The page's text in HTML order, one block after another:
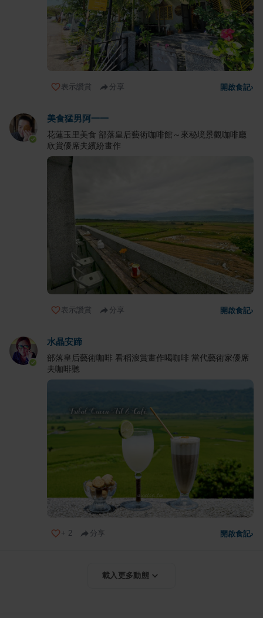
表示讚賞 分享 開啟食記›
美食猛男阿一一
花蓮玉里美食 部落皇后藝術咖啡館～來秘境景觀咖啡廳
欣賞優席夫繽紛畫作
表示讚賞 分享 開啟食記›
水晶安蹄
部落皇后藝術咖啡 看稻浪賞畫作喝咖啡 當代藝術家優席
夫咖啡聽
+ 2 分享 開啟食記›
載入更多動態